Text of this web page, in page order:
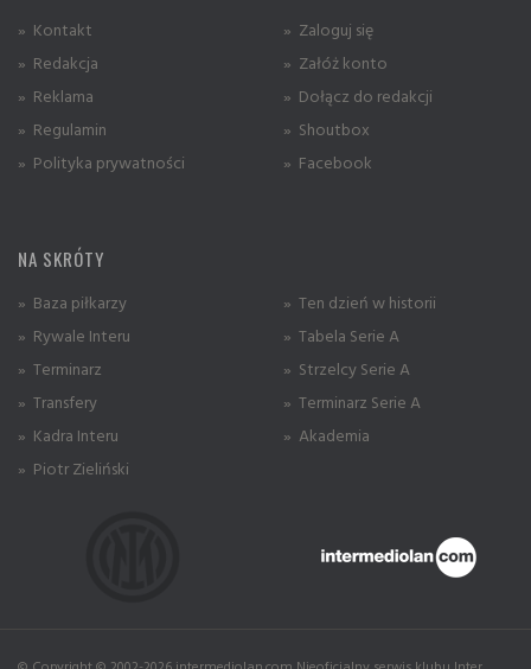
» Kontakt
» Redakcja
» Reklama
» Regulamin
» Polityka prywatności
» Zaloguj się
» Załóż konto
» Dołącz do redakcji
» Shoutbox
» Facebook
NA SKRÓTY
» Baza piłkarzy
» Rywale Interu
» Terminarz
» Transfery
» Kadra Interu
» Piotr Zieliński
» Ten dzień w historii
» Tabela Serie A
» Strzelcy Serie A
» Terminarz Serie A
» Akademia